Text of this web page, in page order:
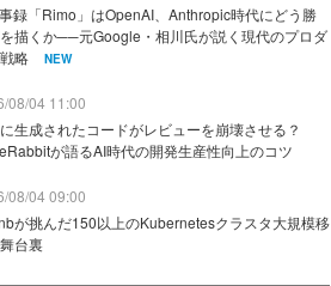
録「Rimo」はOpenAI、Anthropic時代にどう勝
描くか──元Google・相川氏が説く現代のプロダ
略
NEW
08/04 11:00
生成されたコードがレビューを崩壊させる？
が語るAI時代の開発生産性向上のコツ
08/04 09:00
が挑んだ150以上のKubernetesクラスタ大規模移
台裏